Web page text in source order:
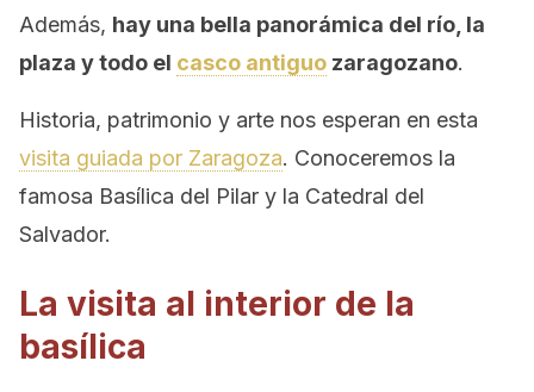
Además, hay una bella panorámica del río, la
plaza y todo el casco antiguo zaragozano.
Historia, patrimonio y arte nos esperan en esta
visita guiada por Zaragoza. Conoceremos la
famosa Basílica del Pilar y la Catedral del
Salvador.
La visita al interior de la
basílica